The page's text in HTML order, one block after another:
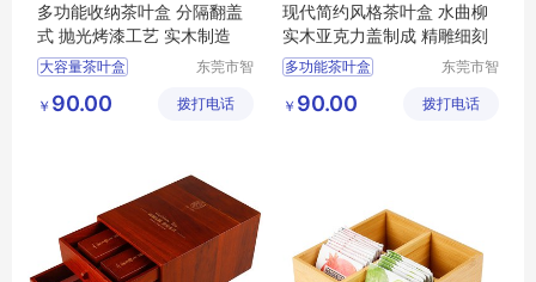
多功能收纳茶叶盒 分隔翻盖
式 抛光烤漆工艺 实木制造
大容量茶叶盒
多功能茶叶盒
茶叶盒
东莞市智
限公司
￥ 90.00 拨打电话
现代简约风格茶叶盒 水曲柳
实木亚克力盖制成 精雕细刻
多功能茶叶盒
防尘茶叶盒
东莞市智
限公司
￥ 90.00 拨打电话